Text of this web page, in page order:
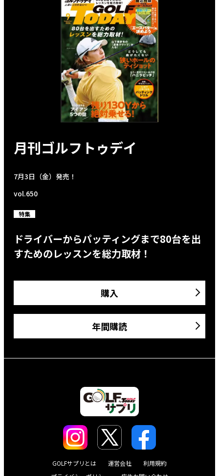
月刊ゴルフトゥデイ
7月3日（金）発売！
vol.650
特集
ドライバーからパッティングまで80台を出
すためのレッスンを総力取材！
購入
年間購読
GOLFサプリとは 運営会社
利用規約